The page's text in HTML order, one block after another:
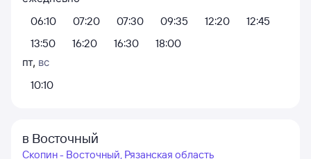
06:10
07:20 07:30 09:35 12:20
12:45
13:50
16:20 16:30
18:00
пт, вс
10:10
в Восточный
Скопин - Восточный, Рязанская область